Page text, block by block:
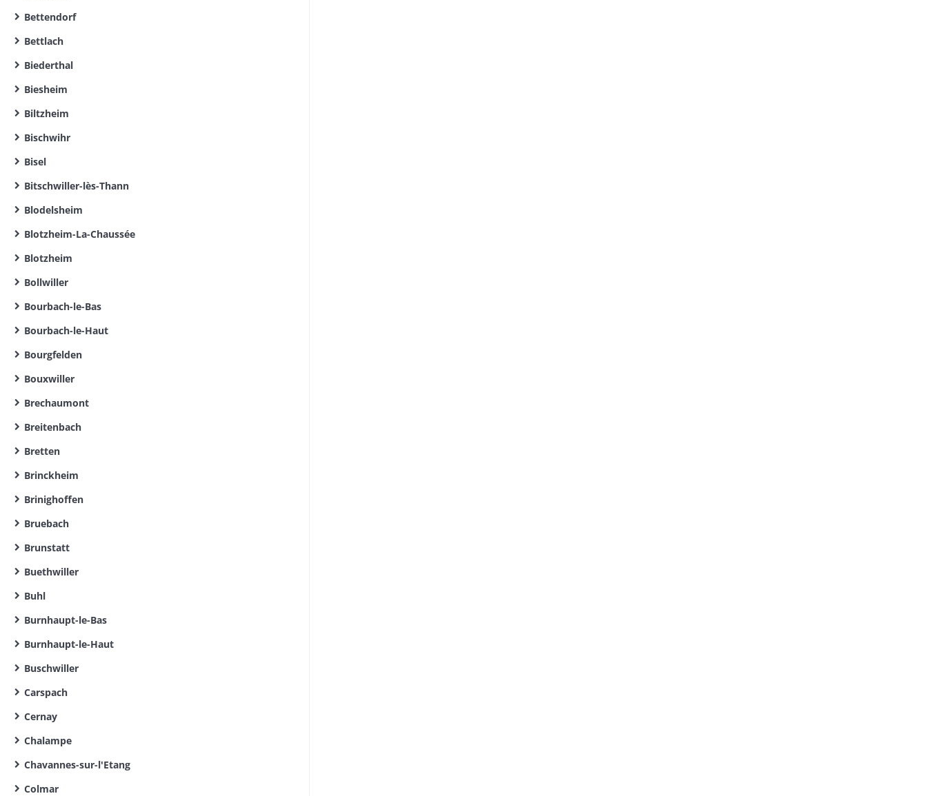
Bettendorf
Bettlach
Biederthal
Biesheim
Biltzheim
Bischwihr
Bisel
Bitschwiller-lès-Thann
Blodelsheim
Blotzheim-La-Chaussée
Blotzheim
Bollwiller
Bourbach-le-Bas
Bourbach-le-Haut
Bourgfelden
Bouxwiller
Brechaumont
Breitenbach
Bretten
Brinckheim
Brinighoffen
Bruebach
Brunstatt
Buethwiller
Buhl
Burnhaupt-le-Bas
Burnhaupt-le-Haut
Buschwiller
Carspach
Cernay
Chalampe
Chavannes-sur-l'Etang
Colmar